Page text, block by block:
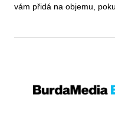
vám přidá na objemu,